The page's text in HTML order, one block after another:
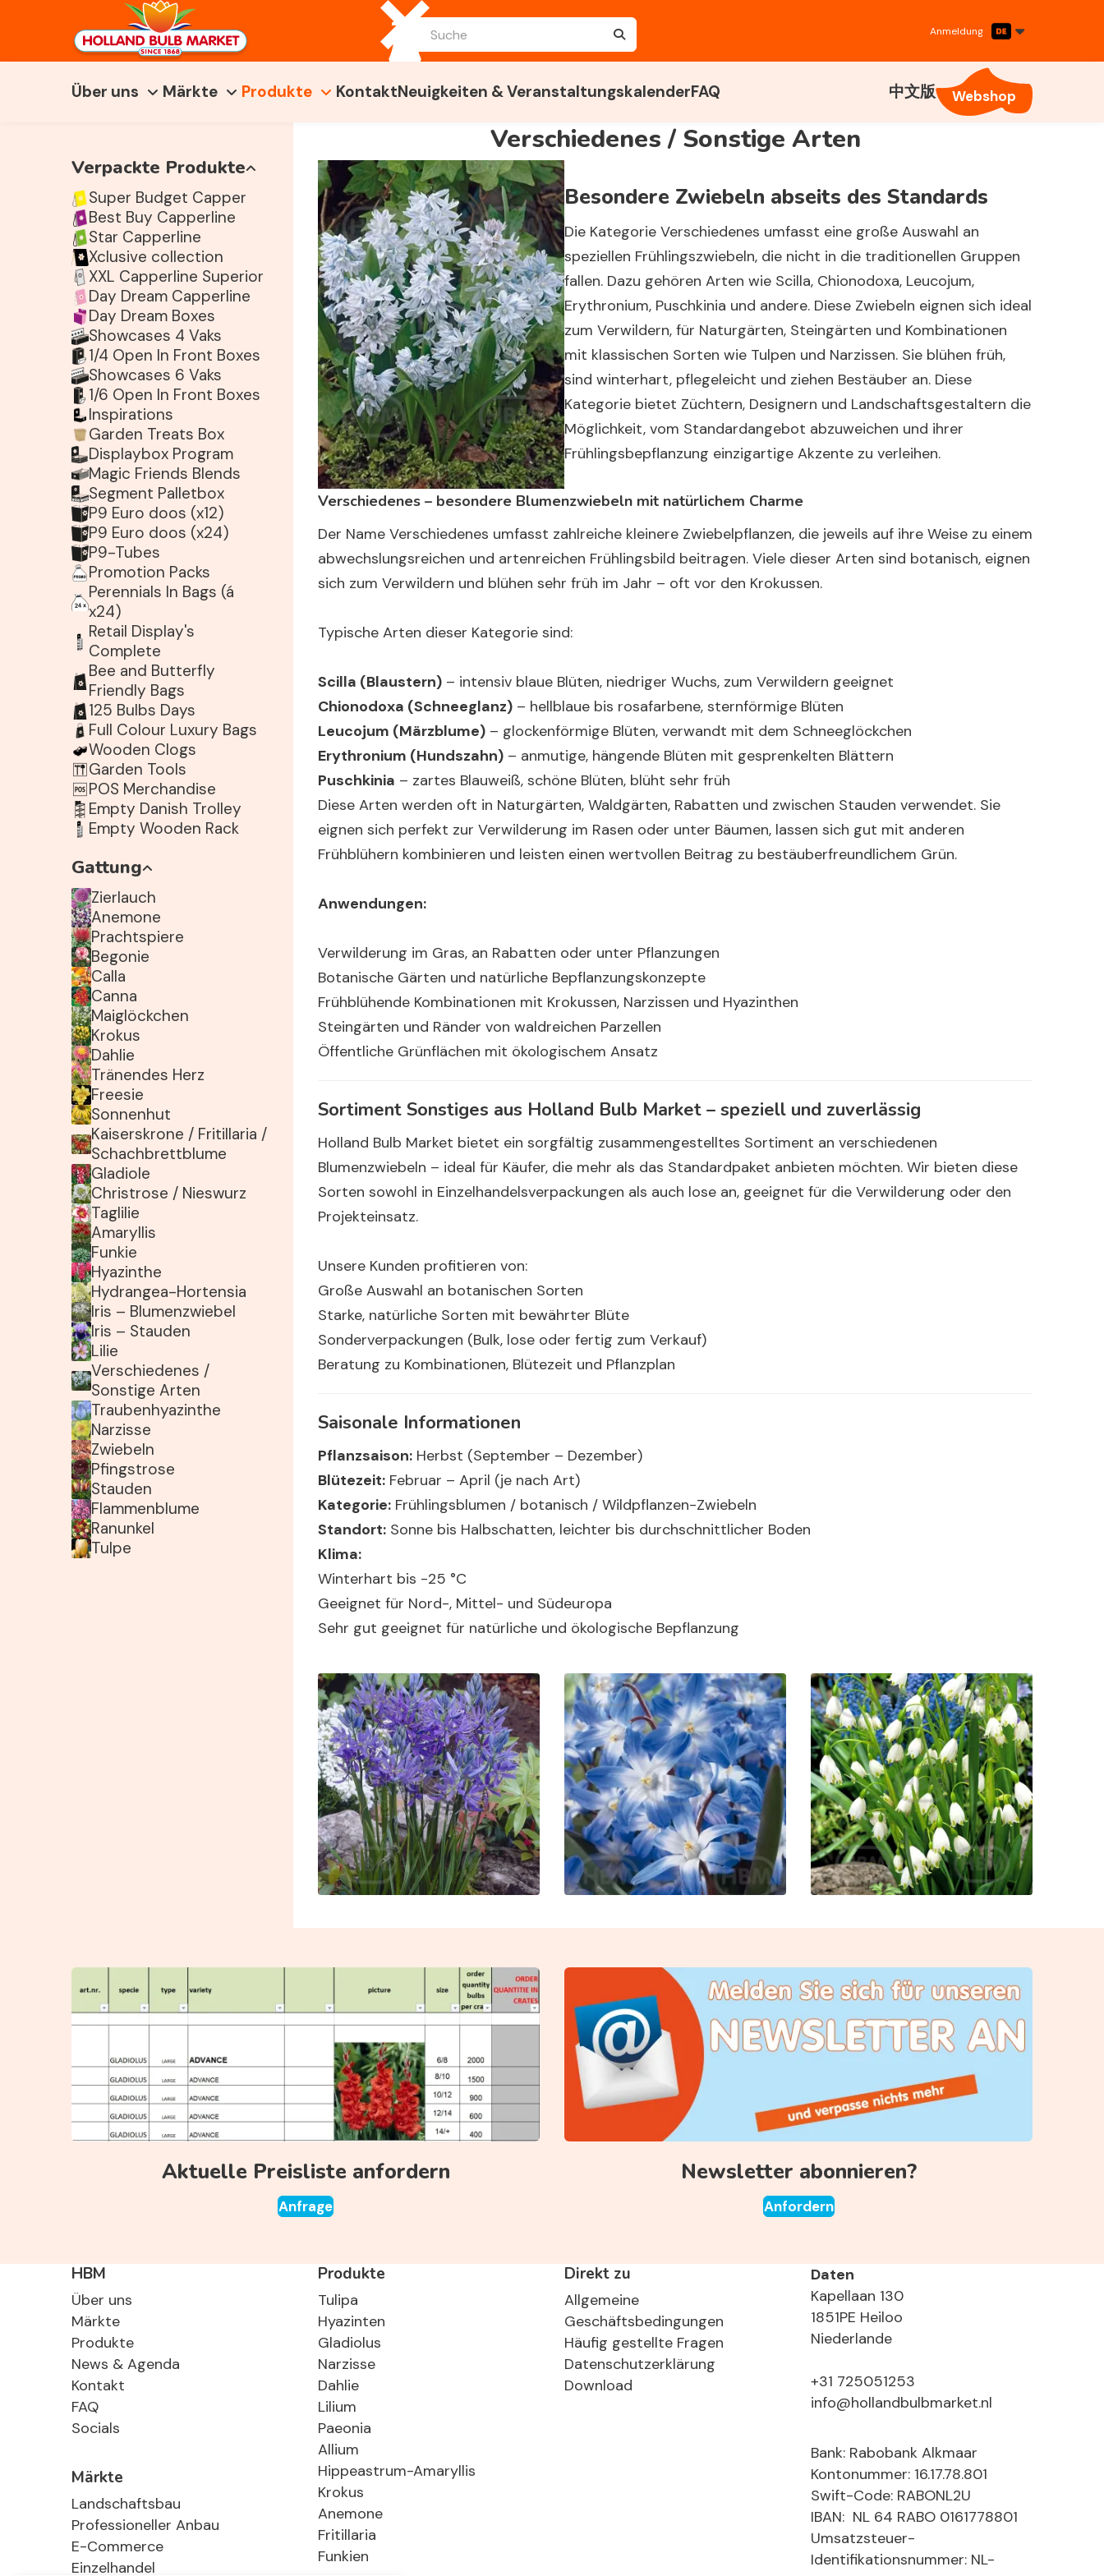
Anmeldung
Über uns Märkte Produkte KontaktNeuigkeiten & VeranstaltungskalenderFAQ 中文版 Webshop
Verpackte Produkte
Super Budget Capper
Best Buy Capperline
Star Capperline
Xclusive collection
XXL Capperline Superior
Day Dream Capperline
Day Dream Boxes
Showcases 4 Vaks
1/4 Open In Front Boxes
Showcases 6 Vaks
1/6 Open In Front Boxes
Inspirations
Garden Treats Box
Displaybox Program
Magic Friends Blends
Segment Palletbox
P9 Euro doos (x12)
P9 Euro doos (x24)
P9-Tubes
Promotion Packs
Perennials In Bags (á
x24)
Retail Display's
Complete
Bee and Butterfly
Friendly Bags
125 Bulbs Days
Full Colour Luxury Bags
Wooden Clogs
Garden Tools
POS Merchandise
Empty Danish Trolley
Empty Wooden Rack
Gattung
Zierlauch
Anemone
Prachtspiere
Begonie
Calla
Canna
Maiglöckchen
Krokus
Dahlie
Tränendes Herz
Freesie
Sonnenhut
Kaiserskrone / Fritillaria /
Schachbrettblume
Gladiole
Christrose / Nieswurz
Taglilie
Amaryllis
Funkie
Hyazinthe
Hydrangea-Hortensia
Iris – Blumenzwiebel
Iris – Stauden
Lilie
Verschiedenes /
Sonstige Arten
Traubenhyazinthe
Narzisse
Zwiebeln
Pfingstrose
Stauden
Flammenblume
Ranunkel
Tulpe
Verschiedenes / Sonstige Arten
Besondere Zwiebeln abseits des Standards
Die Kategorie Verschiedenes umfasst eine große Auswahl an
speziellen Frühlingszwiebeln, die nicht in die traditionellen Gruppen
fallen. Dazu gehören Arten wie Scilla, Chionodoxa, Leucojum,
Erythronium, Puschkinia und andere. Diese Zwiebeln eignen sich ideal
zum Verwildern, für Naturgärten, Steingärten und Kombinationen
mit klassischen Sorten wie Tulpen und Narzissen. Sie blühen früh,
sind winterhart, pflegeleicht und ziehen Bestäuber an. Diese
Kategorie bietet Züchtern, Designern und Landschaftsgestaltern die
Möglichkeit, vom Standardangebot abzuweichen und ihrer
Frühlingsbepflanzung einzigartige Akzente zu verleihen.
Verschiedenes – besondere Blumenzwiebeln mit natürlichem Charme
Der Name Verschiedenes umfasst zahlreiche kleinere Zwiebelpflanzen, die jeweils auf ihre Weise zu einem
abwechslungsreichen und artenreichen Frühlingsbild beitragen. Viele dieser Arten sind botanisch, eignen
sich zum Verwildern und blühen sehr früh im Jahr – oft vor den Krokussen.
Typische Arten dieser Kategorie sind:
Scilla (Blaustern) – intensiv blaue Blüten, niedriger Wuchs, zum Verwildern geeignet
Chionodoxa (Schneeglanz) – hellblaue bis rosafarbene, sternförmige Blüten
Leucojum (Märzblume) – glockenförmige Blüten, verwandt mit dem Schneeglöckchen
Erythronium (Hundszahn) – anmutige, hängende Blüten mit gesprenkelten Blättern
Puschkinia – zartes Blauweiß, schöne Blüten, blüht sehr früh
Diese Arten werden oft in Naturgärten, Waldgärten, Rabatten und zwischen Stauden verwendet. Sie
eignen sich perfekt zur Verwilderung im Rasen oder unter Bäumen, lassen sich gut mit anderen
Frühblühern kombinieren und leisten einen wertvollen Beitrag zu bestäuberfreundlichem Grün.
Anwendungen:
Verwilderung im Gras, an Rabatten oder unter Pflanzungen
Botanische Gärten und natürliche Bepflanzungskonzepte
Frühblühende Kombinationen mit Krokussen, Narzissen und Hyazinthen
Steingärten und Ränder von waldreichen Parzellen
Öffentliche Grünflächen mit ökologischem Ansatz
Sortiment Sonstiges aus Holland Bulb Market – speziell und zuverlässig
Holland Bulb Market bietet ein sorgfältig zusammengestelltes Sortiment an verschiedenen
Blumenzwiebeln – ideal für Käufer, die mehr als das Standardpaket anbieten möchten. Wir bieten diese
Sorten sowohl in Einzelhandelsverpackungen als auch lose an, geeignet für die Verwilderung oder den
Projekteinsatz.
Unsere Kunden profitieren von:
Große Auswahl an botanischen Sorten
Starke, natürliche Sorten mit bewährter Blüte
Sonderverpackungen (Bulk, lose oder fertig zum Verkauf)
Beratung zu Kombinationen, Blütezeit und Pflanzplan
Saisonale Informationen
Pflanzsaison: Herbst (September – Dezember)
Blütezeit: Februar – April (je nach Art)
Kategorie: Frühlingsblumen / botanisch / Wildpflanzen-Zwiebeln
Standort: Sonne bis Halbschatten, leichter bis durchschnittlicher Boden
Klima:
Winterhart bis -25 °C
Geeignet für Nord-, Mittel- und Südeuropa
Sehr gut geeignet für natürliche und ökologische Bepflanzung
Aktuelle Preisliste anfordern
Anfrage
Newsletter abonnieren?
Anfordern
HBM
Über uns
Märkte
Produkte
News & Agenda
Kontakt
FAQ
Socials
Märkte
Landschaftsbau
Professioneller Anbau
E-Commerce
Einzelhandel
Produkte
Tulipa
Hyazinten
Gladiolus
Narzisse
Dahlie
Lilium
Paeonia
Allium
Hippeastrum-Amaryllis
Krokus
Anemone
Fritillaria
Funkien
Direkt zu
Allgemeine
Geschäftsbedingungen
Häufig gestellte Fragen
Datenschutzerklärung
Download
Daten
Kapellaan 130
1851PE Heiloo
Niederlande
+31 725051253
info@hollandbulbmarket.nl
Bank: Rabobank Alkmaar
Kontonummer: 16.17.78.801
Swift-Code: RABONL2U
IBAN: NL 64 RABO 0161778801
Umsatzsteuer-
Identifikationsnummer: NL-